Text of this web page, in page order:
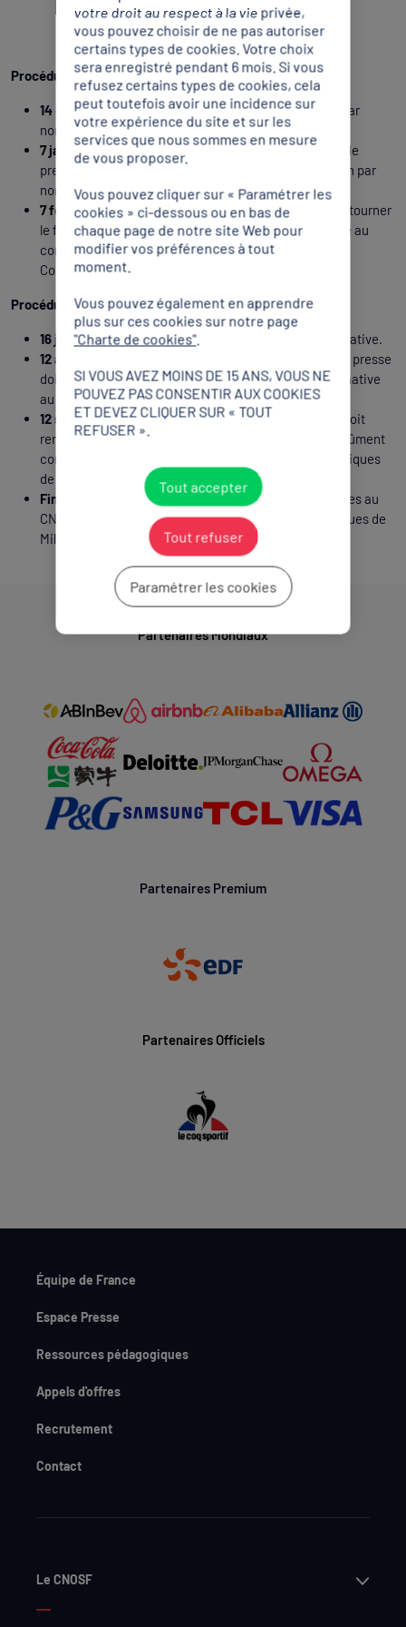
Procédure d'accréditation par nombre :
14 octobre 2024 :début de la phase d'accréditation par
nombre.
7 janvier 2025 : date limite à laquelle les organismes de
presse doivent retourner leur demande d’accréditation par
nombre au CNOSF.
7 février 2025 :date limite à laquelle le CNOSF doit retourner
le formulaire de demandes d’accréditation par nombre au
comité d’organisation des Jeux Olympiques de Milan-
Cortina2026.
Procédure d'accréditation nominative :
16 juin 2025 :début de la phase d'accréditation nominative.
12 août 2025 :
date limite à laquelle les organismes de presse
doivent retourner leur demande d'accréditation nominative
au CNOSF.
12 septembre 2025 :date limite à laquelle le CNOSF doit
renvoyer les demandes d'accréditations nominative dûment
complétées au Comité d'Organisation des Jeux Olympiques
de Milan-Cortina 2026
Fin 2025 :
remise des cartes d’accréditation provisoires au
CNOSF par le comité d’organisation des Jeux Olympiques de
Milan-Cortina 2026.
Partenaires Mondiaux
Partenaires Premium
Partenaires Officiels
Équipe de France
Espace Presse
Ressources pédagogiques
Appels d'offres
Recrutement
Contact
Le CNOSF
votre droit au respect à la vie privée,
vous pouvez choisir de ne pas autoriser
certains types de cookies. Votre choix
sera enregistré pendant 6 mois. Si vous
refusez certains types de cookies, cela
peut toutefois avoir une incidence sur
votre expérience du site et sur les
services que nous sommes en mesure
de vous proposer.
Vous pouvez cliquer sur « Paramétrer les
cookies » ci-dessous ou en bas de
chaque page de notre site Web pour
modifier vos préférences à tout
moment.
Vous pouvez également en apprendre
plus sur ces cookies sur notre page
"Charte de cookies".
SI VOUS AVEZ MOINS DE 15 ANS, VOUS NE
POUVEZ PAS CONSENTIR AUX COOKIES
ET DEVEZ CLIQUER SUR « TOUT
REFUSER ».
Tout accepter
Tout refuser
Paramétrer les cookies